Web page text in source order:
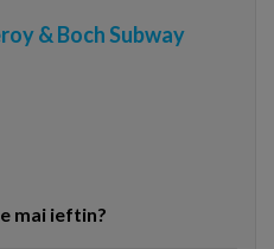
& Boch Subway
mai ieftin?